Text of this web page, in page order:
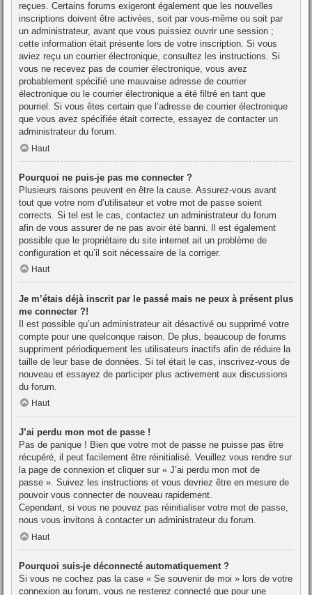
reçues. Certains forums exigeront également que les nouvelles
inscriptions doivent être activées, soit par vous-même ou soit par
un administrateur, avant que vous puissiez ouvrir une session ;
cette information était présente lors de votre inscription. Si vous
aviez reçu un courrier électronique, consultez les instructions. Si
vous ne recevez pas de courrier électronique, vous avez
probablement spécifié une mauvaise adresse de courrier
électronique ou le courrier électronique a été filtré en tant que
pourriel. Si vous êtes certain que l’adresse de courrier électronique
que vous avez spécifiée était correcte, essayez de contacter un
administrateur du forum.
Haut
Pourquoi ne puis-je pas me connecter ?
Plusieurs raisons peuvent en être la cause. Assurez-vous avant
tout que votre nom d’utilisateur et votre mot de passe soient
corrects. Si tel est le cas, contactez un administrateur du forum
afin de vous assurer de ne pas avoir été banni. Il est également
possible que le propriétaire du site internet ait un problème de
configuration et qu’il soit nécessaire de la corriger.
Haut
Je m’étais déjà inscrit par le passé mais ne peux à présent plus
me connecter ?!
Il est possible qu’un administrateur ait désactivé ou supprimé votre
compte pour une quelconque raison. De plus, beaucoup de forums
suppriment périodiquement les utilisateurs inactifs afin de réduire la
taille de leur base de données. Si tel était le cas, inscrivez-vous de
nouveau et essayez de participer plus activement aux discussions
du forum.
Haut
J’ai perdu mon mot de passe !
Pas de panique ! Bien que votre mot de passe ne puisse pas être
récupéré, il peut facilement être réinitialisé. Veuillez vous rendre sur
la page de connexion et cliquer sur « J’ai perdu mon mot de
passe ». Suivez les instructions et vous devriez être en mesure de
pouvoir vous connecter de nouveau rapidement.
Cependant, si vous ne pouvez pas réinitialiser votre mot de passe,
nous vous invitons à contacter un administrateur du forum.
Haut
Pourquoi suis-je déconnecté automatiquement ?
Si vous ne cochez pas la case « Se souvenir de moi » lors de votre
connexion au forum, vous ne resterez connecté que pour une